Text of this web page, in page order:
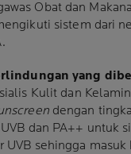
Obat dan
sistem dari
yang
Kulit dan
dengan
dan PA++ untuk
UVB sehingga